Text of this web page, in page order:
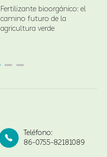
Fertilizante bioorgánico: el
camino futuro de la
agricultura verde

Teléfono:
86-0755-82181089